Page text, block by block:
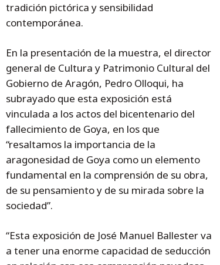
tradición pictórica y sensibilidad
contemporánea.
En la presentación de la muestra, el director
general de Cultura y Patrimonio Cultural del
Gobierno de Aragón, Pedro Olloqui, ha
subrayado que esta exposición está
vinculada a los actos del bicentenario del
fallecimiento de Goya, en los que
“resaltamos la importancia de la
aragonesidad de Goya como un elemento
fundamental en la comprensión de su obra,
de su pensamiento y de su mirada sobre la
sociedad”.
“Esta exposición de José Manuel Ballester va
a tener una enorme capacidad de seducción